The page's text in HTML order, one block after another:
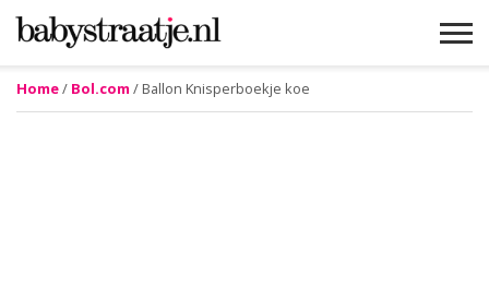
MAMAVLOGS
ZWANGER
BABY
LIFESTYLE
MUSTHAVES
CELEBS
ADVIES
WEBSHOPS
GRATIS
WIN
KORTINGEN
Home/ Bol.com / Ballon Knisperboekje koe